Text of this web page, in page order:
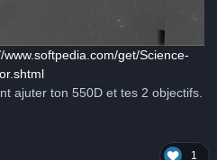
www.softpedia.com/get/Science-
ajuter ton 550D et tes 2 objectifs.
1